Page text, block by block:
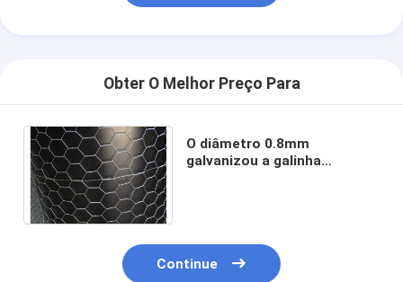
Obter O Melhor Preço Para
O diâmetro 0.8mm
galvanizou a galinha
Continue